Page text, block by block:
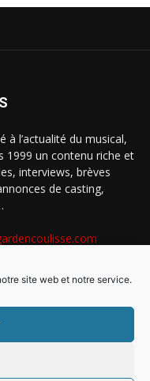
site web et notre service.
à l’actualité du musical,
1999 un contenu riche et
interviews, brèves
de casting,